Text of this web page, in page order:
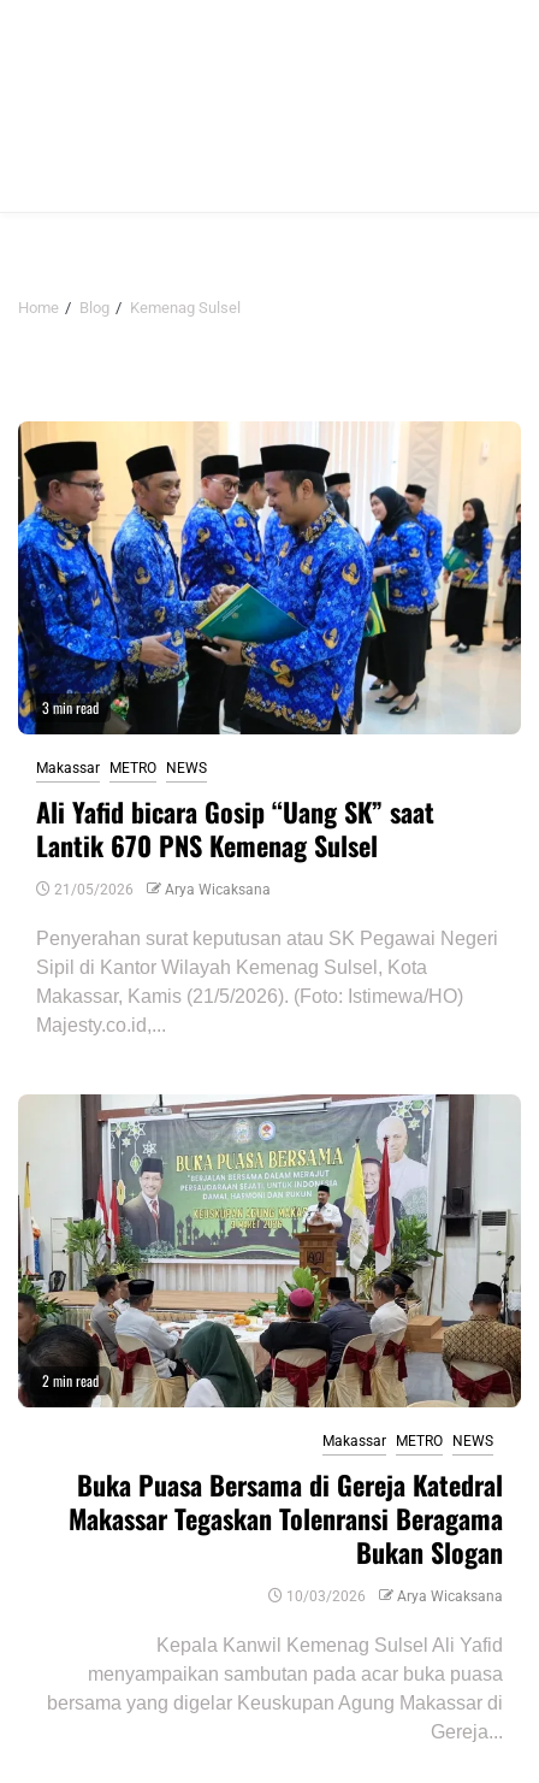
Home Blog Kemenag Sulsel
3 min read
Makassar METRO NEWS
Ali Yafid bicara Gosip “Uang SK” saat
Lantik 670 PNS Kemenag Sulsel
21/05/2026 Arya Wicaksana
Penyerahan surat keputusan atau SK Pegawai Negeri
Sipil di Kantor Wilayah Kemenag Sulsel, Kota
Makassar, Kamis (21/5/2026). (Foto: Istimewa/HO)
Majesty.co.id,...
2 min read
Makassar METRO NEWS
Buka Puasa Bersama di Gereja Katedral
Makassar Tegaskan Tolenransi Beragama
Bukan Slogan
10/03/2026 Arya Wicaksana
Kepala Kanwil Kemenag Sulsel Ali Yafid
menyampaikan sambutan pada acar buka puasa
bersama yang digelar Keuskupan Agung Makassar di
Gereja...